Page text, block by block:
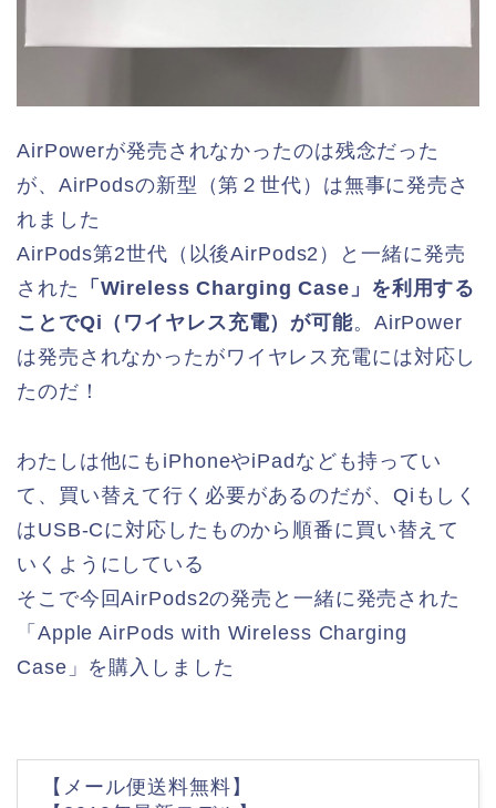
AirPowerが発売されなかったのは残念だった
が、AirPodsの新型（第２世代）は無事に発売さ
れました
AirPods第2世代（以後AirPods2）と一緒に発売
された
「Wireless Charging Case」を利用する
ことでQi（ワイヤレス充電）が可能。AirPower
は発売されなかったがワイヤレス充電には対応し
たのだ！
わたしは他にもiPhoneやiPadなども持ってい
て、買い替えて行く必要があるのだが、Qiもしく
はUSB-Cに対応したものから順番に買い替えて
いくようにしている
そこで今回AirPods2の発売と一緒に発売された
「Apple AirPods with Wireless Charging
Case」を購入しました
【メール便送料無料】